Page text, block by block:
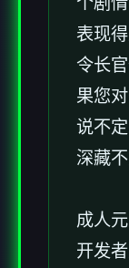
表现
令长
果您
说不
深藏
成人
开发